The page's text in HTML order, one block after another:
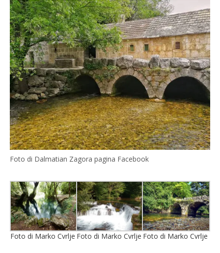
Foto di Dalmatian Zagora pagina Facebook
Foto di Marko Cvrlje Foto di Marko Cvrlje Foto di Marko Cvrlje